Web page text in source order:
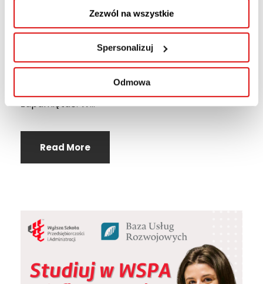
Zezwól na wszystkie
Spersonalizuj
Odmowa
wrócić do zagadnień z zajęć w dowolnym
momencie, co jest szczególnie przydatne
egzaminów. Dobre notatki ułatwiają szybsze
przyswajanie wiedzy i pozwalają zorganizować
materiał tak, by zrozumieć go i szybko
zapamiętać. W...
Read More